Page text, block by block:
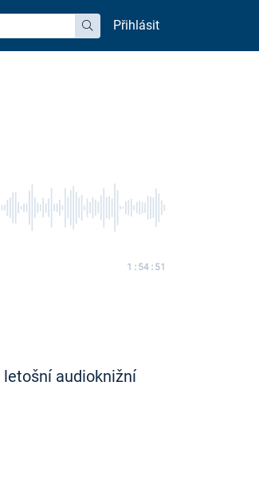
hledat
Přihlásit
1:54:51
letošní audioknižní